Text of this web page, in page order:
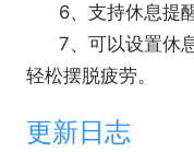
6、支持休息提醒
7、可以设置休息
轻松摆脱疲劳。
更新日志